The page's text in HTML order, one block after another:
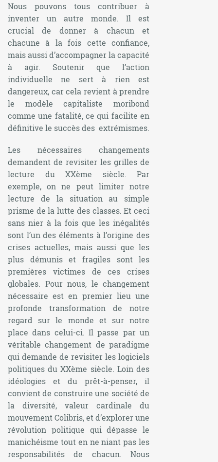
Nous pouvons tous contribuer à
inventer un autre monde. Il est
crucial de donner à chacun et
chacune à la fois cette confiance,
mais aussi d’accompagner la capacité
à agir. Soutenir que l’action
individuelle ne sert à rien est
dangereux, car cela revient à prendre
le modèle capitaliste moribond
comme une fatalité, ce qui facilite en
définitive le succès des extrémismes.
Les nécessaires changements
demandent de revisiter les grilles de
lecture du XXème siècle. Par
exemple, on ne peut limiter notre
lecture de la situation au simple
prisme de la lutte des classes. Et ceci
sans nier à la fois que les inégalités
sont l’un des éléments à l’origine des
crises actuelles, mais aussi que les
plus démunis et fragiles sont les
premières victimes de ces crises
globales. Pour nous, le changement
nécessaire est en premier lieu une
profonde transformation de notre
regard sur le monde et sur notre
place dans celui-ci. Il passe par un
véritable changement de paradigme
qui demande de revisiter les logiciels
politiques du XXème siècle. Loin des
idéologies et du prêt-à-penser, il
convient de construire une société de
la diversité, valeur cardinale du
mouvement Colibris, et d’explorer une
révolution politique qui dépasse le
manichéisme tout en ne niant pas les
responsabilités de chacun. Nous